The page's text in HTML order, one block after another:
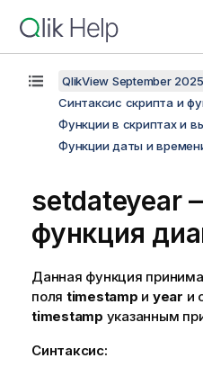
QlikView September 2025
Синтаксис скрипта и
Функции в скриптах и
Функции даты и
setdateyear
функция
Данная функция
поля timestamp и year и
timestamp указанным
Синтаксис: